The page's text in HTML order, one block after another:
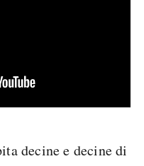
decine e decine di